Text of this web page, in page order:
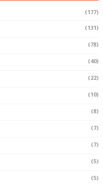
(177)
(131)
(78)
(40)
(22)
(10)
(8)
(7)
(7)
(5)
(5)